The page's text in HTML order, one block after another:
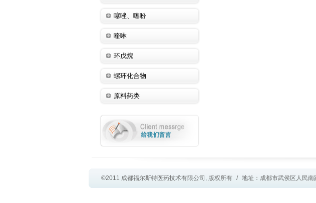
噻唑、噻吩
喹啉
环戊烷
螺环化合物
原料药类
©2011 成都福尔斯特医药技术有限公司, 版权所有 / 地址：成都市武侯区人民